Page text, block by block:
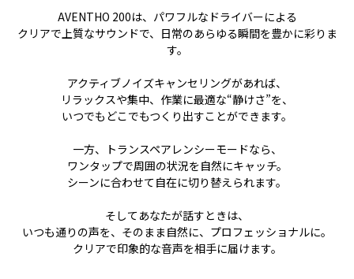
AVENTHO 200は、パワフルなドライバーによる
クリアで上質なサウンドで、日常のあらゆる瞬間を豊かに彩りま
す。
アクティブノイズキャンセリングがあれば、
リラックスや集中、作業に最適な“静けさ”を、
いつでもどこでもつくり出すことができます。
一方、トランスペアレンシーモードなら、
ワンタップで周囲の状況を自然にキャッチ。
シーンに合わせて自在に切り替えられます。
そしてあなたが話すときは、
いつも通りの声を、そのまま自然に、プロフェッショナルに。
クリアで印象的な音声を相手に届けます。